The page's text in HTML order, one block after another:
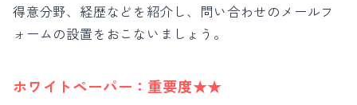
得意分野、経歴などを紹介し、問い合わせのメールフ
ォームの設置をおこないましょう。
ホワイトペーパー： 重要度★★